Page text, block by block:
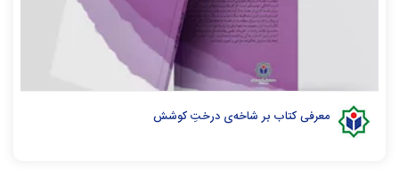
معرفی کتاب بر شاخه‌ی درختِ کوشش